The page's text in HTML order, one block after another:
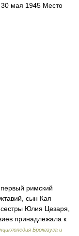
мая 1945 Место
римский
сын Кая
Юлия Цезаря,
принадлежала к
Брокгауза и